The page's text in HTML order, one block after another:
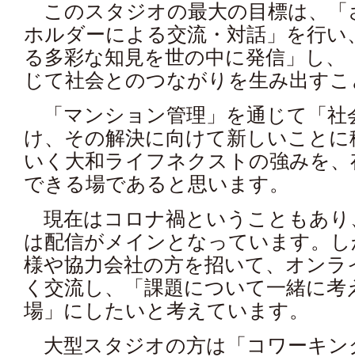
このスタジオの最大の目標は、「
ホルダーによる交流・対話」を行
る多彩な知見を世の中に発信」し、
じて社会とのつながりを生み出す
「マンション管理」を通じて「社
け、その解決に向けて新しいこと
いく大和ライフネクストの強みを
できる場であると思います。
現在はコロナ禍ということもあり
は配信がメインとなっています。
様や協力会社の方を招いて、オン
く交流し、「課題について一緒に
場」にしたいと考えています。
大型スタジオの方は「コワーキン